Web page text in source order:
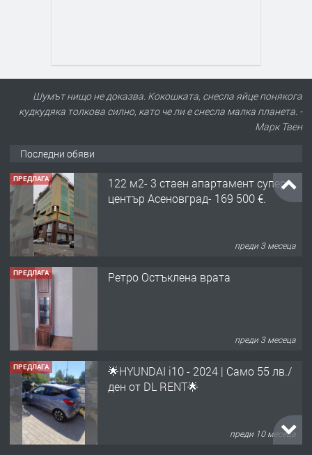
Шумът нищо не доказва. Кокошката, снесла яйце понякога
кудкудяка толкова силно, като че ли е снесла малка планета. -
Марк Твен
Последни обяви
ПРЕДЛАГА
122 м2- 3 стаен апартамент супер
център Асеновград- 169 500 €.
преди 3 месеца
ПРЕДЛАГА Ретро Остъклена врата
преди 3 месеца
ПРЕДЛАГА
🌟HYUNDAI i10 - 2024 | Само 55 лв./
ден от DL RENT🌟
преди 10 месеца